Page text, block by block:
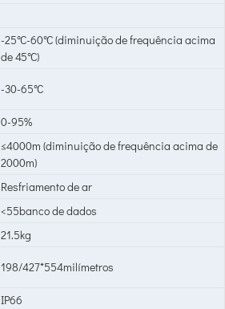
-25°C-60°C (diminuição de frequência acima
de 45°C)
-30-65°C
0-95%
≤4000m (diminuição de frequência acima de
2000m)
Resfriamento de ar
<55banco de dados
21.5kg
198/427*554milímetros
IP66